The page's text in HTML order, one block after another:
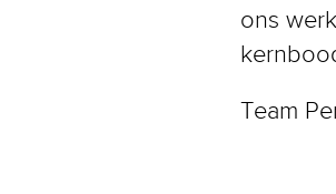
ons
Team